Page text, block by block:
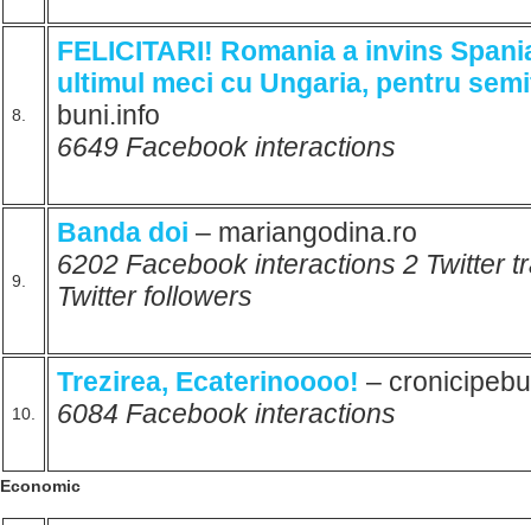
8.
FELICITARI! Romania a invins
ultimul meci cu Ungaria, pentru
buni.info
6649 Facebook interactions
9.
Banda doi – mariangodina.ro
6202 Facebook interactions 2 Twitter
Twitter followers
10.
Trezirea, Ecaterinoooo! –
6084 Facebook interactions
Economic